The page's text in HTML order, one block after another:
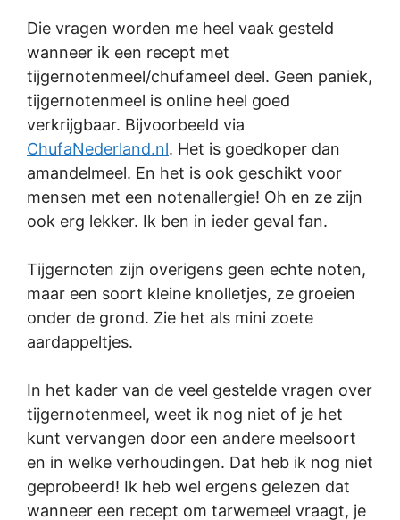
Die vragen worden me heel vaak gesteld
wanneer ik een recept met
tijgernotenmeel/chufameel deel. Geen paniek,
tijgernotenmeel is online heel goed
verkrijgbaar. Bijvoorbeeld via
ChufaNederland.nl. Het is goedkoper dan
amandelmeel. En het is ook geschikt voor
mensen met een notenallergie! Oh en ze zijn
ook erg lekker. Ik ben in ieder geval fan.
Tijgernoten zijn overigens geen echte noten,
maar een soort kleine knolletjes, ze groeien
onder de grond. Zie het als mini zoete
aardappeltjes.
In het kader van de veel gestelde vragen over
tijgernotenmeel, weet ik nog niet of je het
kunt vervangen door een andere meelsoort
en in welke verhoudingen. Dat heb ik nog niet
geprobeerd! Ik heb wel ergens gelezen dat
wanneer een recept om tarwemeel vraagt, je